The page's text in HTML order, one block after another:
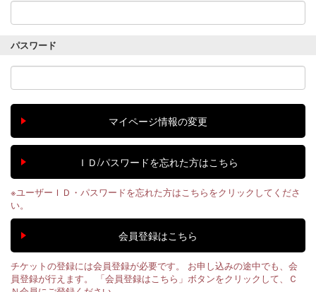
パスワード
※ユーザーＩＤ・パスワードを忘れた方はこちらをクリックしてくださ
い。
チケットの登録には会員登録が必要です。 お申し込みの途中でも、会
員登録が行えます。 「会員登録はこちら」ボタンをクリックして、Ｃ